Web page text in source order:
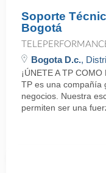
Soporte
Bogotá
Bogota D.c.,
¡ÚNETE A TP
TP es una compañía
negocios. Nuestra
permiten ser una